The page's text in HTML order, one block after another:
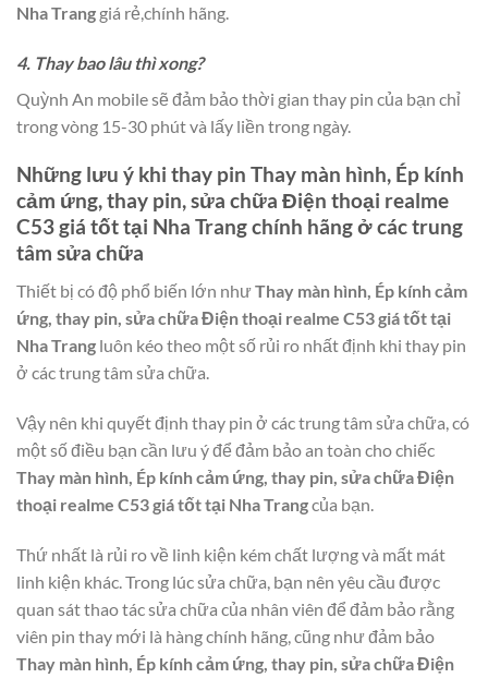
Nha Trang giá rẻ,chính hãng.
4. Thay bao lâu thì xong?
Quỳnh An mobile sẽ đảm bảo thời gian thay pin của bạn chỉ
trong vòng 15-30 phút và lấy liền trong ngày.
Những lưu ý khi thay pin Thay màn hình, Ép kính
cảm ứng, thay pin, sửa chữa Điện thoại realme
C53 giá tốt tại Nha Trangchính hãng ở các trung
tâm sửa chữa
Thiết bị có độ phổ biến lớn nhưThay màn hình, Ép kính cảm
ứng, thay pin, sửa chữa Điện thoại realme C53 giá tốt tại
Nha Trang luôn kéo theo một số rủi ro nhất định khi thay pin
ở các trung tâm sửa chữa.
Vậy nên khi quyết định thay pin ở các trung tâm sửa chữa, có
một số điều bạn cần lưu ý để đảm bảo an toàn cho chiếc
Thay màn hình, Ép kính cảm ứng, thay pin, sửa chữa Điện
thoại realme C53 giá tốt tại Nha Trangcủa bạn.
Thứ nhất là rủi ro về linh kiện kém chất lượng và mất mát
linh kiện khác. Trong lúc sửa chữa, bạn nên yêu cầu được
quan sát thao tác sửa chữa của nhân viên để đảm bảo rằng
viên pin thay mới là hàng chính hãng, cũng như đảm bảo
Thay màn hình, Ép kính cảm ứng, thay pin, sửa chữa Điện